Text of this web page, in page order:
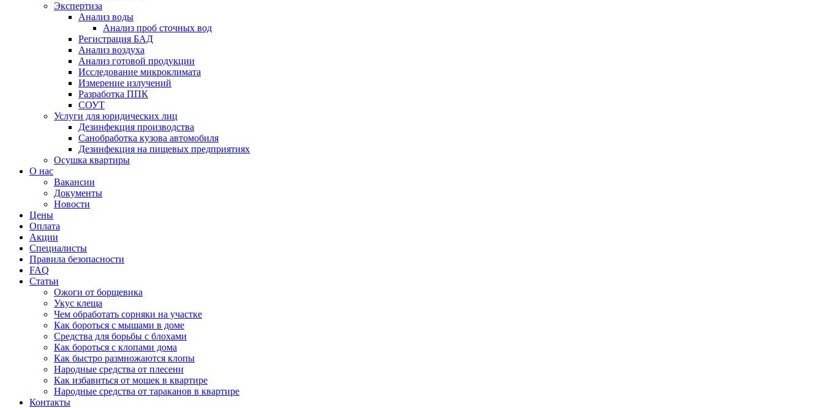
Экспертиза
Анализ воды
Анализ проб сточных вод
Регистрация БАД
Анализ воздуха
Анализ готовой продукции
Исследование микроклимата
Измерение излучений
Разработка ППК
СОУТ
Услуги для юридических лиц
Дезинфекция производства
Санобработка кузова автомобиля
Дезинфекция на пищевых предприятиях
Осушка квартиры
О нас
Вакансии
Документы
Новости
Цены
Оплата
Акции
Специалисты
Правила безопасности
FAQ
Статьи
Ожоги от борщевика
Укус клеща
Чем обработать сорняки на участке
Как бороться с мышами в доме
Средства для борьбы с блохами
Как бороться с клопами дома
Как быстро размножаются клопы
Народные средства от плесени
Как избавиться от мошек в квартире
Народные средства от тараканов в квартире
Контакты